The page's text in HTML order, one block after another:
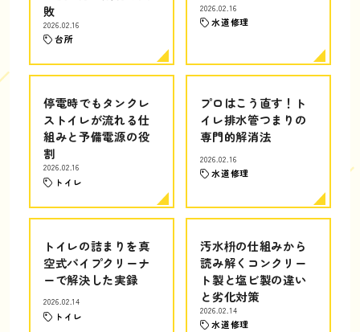
敗
2026.02.16
台所
2026.02.16
水道修理
停電時でもタンクレ
ストイレが流れる仕
組みと予備電源の役
割
2026.02.16
トイレ
プロはこう直す！ト
イレ排水管つまりの
専門的解消法
2026.02.16
水道修理
トイレの詰まりを真
空式パイプクリーナ
ーで解決した実録
2026.02.14
トイレ
汚水枡の仕組みから
読み解くコンクリー
ト製と塩ビ製の違い
と劣化対策
2026.02.14
水道修理